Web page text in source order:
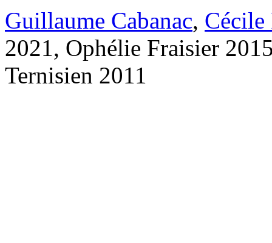
Guillaume Cabanac, Cécile
2021, Ophélie Fraisier
Ternisien 2011